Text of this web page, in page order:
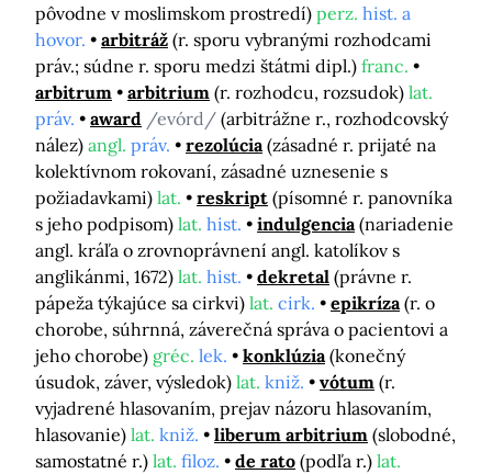
pôvodne v moslimskom prostredí) perz. hist. a
hovor.
arbitráž (r. sporu vybranými rozhodcami
práv.; súdne r. sporu medzi štátmi dipl.) franc.
arbitrum
arbitrium (r. rozhodcu, rozsudok) lat.
práv.
award /evórd/ (arbitrážne r., rozhodcovský
nález) angl. práv. rezolúcia (zásadné r. prijaté na
kolektívnom rokovaní, zásadné uznesenie s
požiadavkami) lat. reskript (písomné r. panovníka
s jeho podpisom) lat. hist. indulgencia (nariadenie
angl. kráľa o zrovnoprávnení angl. katolíkov s
anglikánmi, 1672) lat. hist. dekretal (právne r.
pápeža týkajúce sa cirkvi) lat. cirk. epikríza (r. o
chorobe, súhrnná, záverečná správa o pacientovi a
jeho chorobe) gréc. lek. konklúzia (konečný
úsudok, záver, výsledok) lat. kniž. vótum (r.
vyjadrené hlasovaním, prejav názoru hlasovaním,
hlasovanie) lat. kniž. liberum arbitrium (slobodné,
samostatné r.) lat. filoz. de rato (podľa r.) lat.